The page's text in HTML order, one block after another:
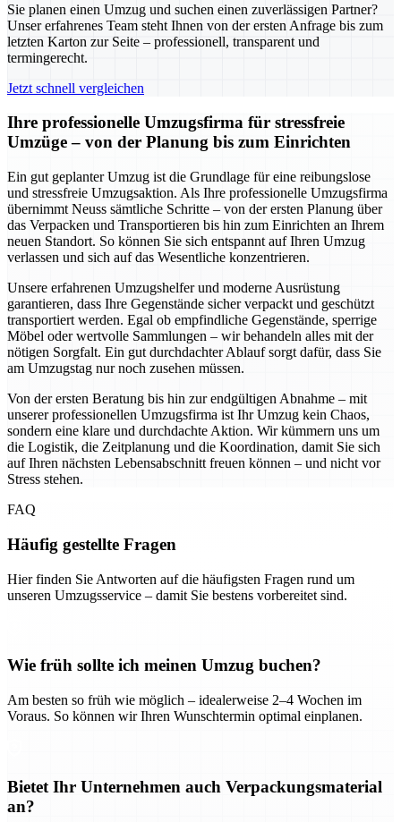
Sie planen einen Umzug und suchen einen zuverlässigen Partner?
Unser erfahrenes Team steht Ihnen von der ersten Anfrage bis zum
letzten Karton zur Seite – professionell, transparent und
termingerecht.
Jetzt schnell vergleichen
Ihre professionelle Umzugsfirma für stressfreie
Umzüge – von der Planung bis zum Einrichten
Ein gut geplanter Umzug ist die Grundlage für eine reibungslose
und stressfreie Umzugsaktion. Als Ihre professionelle Umzugsfirma
übernimmt Neuss sämtliche Schritte – von der ersten Planung über
das Verpacken und Transportieren bis hin zum Einrichten an Ihrem
neuen Standort. So können Sie sich entspannt auf Ihren Umzug
verlassen und sich auf das Wesentliche konzentrieren.
Unsere erfahrenen Umzugshelfer und moderne Ausrüstung
garantieren, dass Ihre Gegenstände sicher verpackt und geschützt
transportiert werden. Egal ob empfindliche Gegenstände, sperrige
Möbel oder wertvolle Sammlungen – wir behandeln alles mit der
nötigen Sorgfalt. Ein gut durchdachter Ablauf sorgt dafür, dass Sie
am Umzugstag nur noch zusehen müssen.
Von der ersten Beratung bis hin zur endgültigen Abnahme – mit
unserer professionellen Umzugsfirma ist Ihr Umzug kein Chaos,
sondern eine klare und durchdachte Aktion. Wir kümmern uns um
die Logistik, die Zeitplanung und die Koordination, damit Sie sich
auf Ihren nächsten Lebensabschnitt freuen können – und nicht vor
Stress stehen.
FAQ
Häufig gestellte Fragen
Hier finden Sie Antworten auf die häufigsten Fragen rund um
unseren Umzugsservice – damit Sie bestens vorbereitet sind.
Wie früh sollte ich meinen Umzug buchen?
Am besten so früh wie möglich – idealerweise 2–4 Wochen im
Voraus. So können wir Ihren Wunschtermin optimal einplanen.
Bietet Ihr Unternehmen auch Verpackungsmaterial
an?